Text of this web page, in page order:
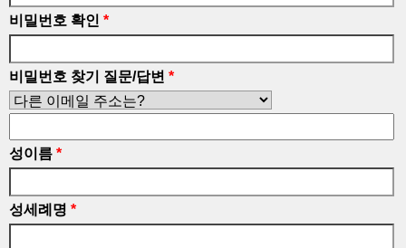
비밀번호 확인 *
비밀번호 찾기 질문/답변 *
성이름 *
성세례명 *